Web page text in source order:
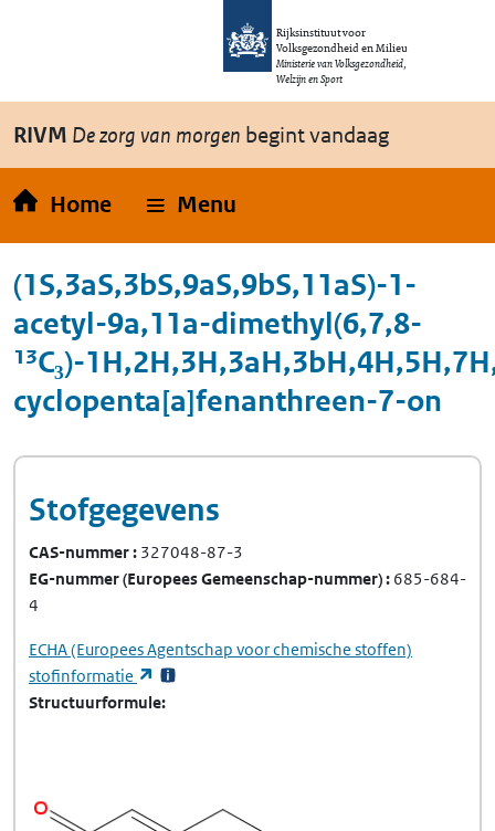
Overslaan en naar de inhoud gaan
Rijksinstituut voor
Volksgezondheid en Milieu
Ministerie van Volksgezondheid,
Welzijn en Sport
RIVM De zorg van morgen begint vandaag
Home Menu
(1S,3aS,3bS,9aS,9bS,11aS)-1-
acetyl-9a,11a-dimethyl(6,7,8-
¹³C₃)-
cyclopenta[a]fenanthreen-7-on
Stofgegevens
CAS-nummer 327048-87-3
EG-nummer(Europees Gemeenschap-nummer) 685-684-
4
ECHA(Europees Agentschap voor chemische stoffen)
stofinformatie
(opent in een nieuw tabblad)
Structuurformule